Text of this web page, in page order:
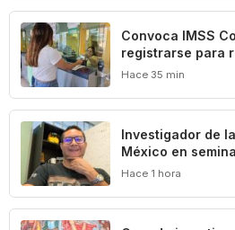
Convoca IMSS
registrarse para
Hace 35 min
Investigador de
México en
sobre agua,
Hace 1 hora